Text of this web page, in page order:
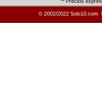
© 2002/2022 Solo10.com